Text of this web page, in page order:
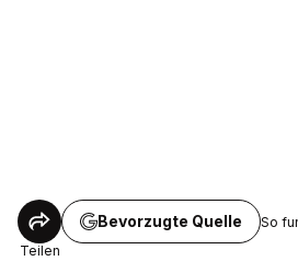
Teilen
Bevorzugte Quelle So